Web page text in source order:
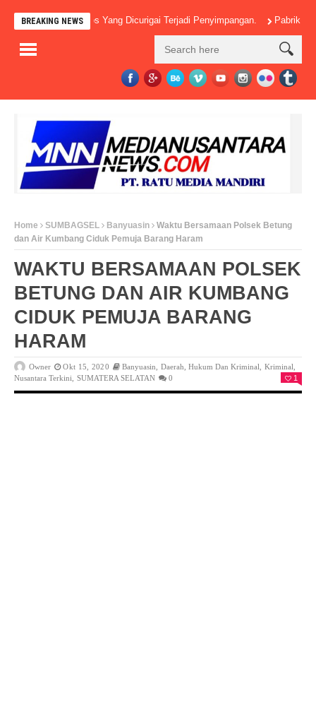
BREAKING NEWS
Banyak Pos-Pos Yang Dicurigai Terjadi Penyimpangan. Pabrik Kelapa
Home SUMBAGSEL Banyuasin
Waktu Bersamaan Polsek Betung
dan Air Kumbang Ciduk Pemuja Barang Haram
WAKTU BERSAMAAN POLSEK
BETUNG DAN AIR KUMBANG
CIDUK PEMUJA BARANG
HARAM
Owner Okt 15, 2020 Banyuasin Daerah ,Hukum Dan Kriminal ,Kriminal
Nusantara Terkini
SUMATERA SELATAN 0 1